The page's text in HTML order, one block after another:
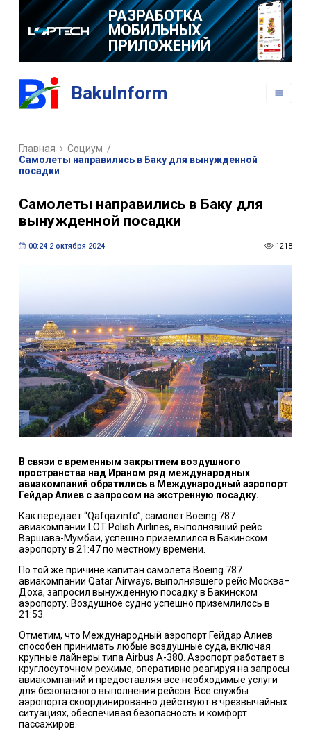
РАЗРАБОТКА
МОБИЛЬНЫХ
ПРИЛОЖЕНИЙ
BakuInform
Главная Социум /
Самолеты направились в Баку для вынужденной
посадки
Самолеты направились в Баку для
вынужденной посадки
00:24 2 октября 2024 1218
В связи с временным закрытием воздушного
пространства над Ираном ряд международных
авиакомпаний обратились в Международный аэропорт
Гейдар Алиев с запросом на экстренную посадку.
Как передает “Qafqazinfo”, самолет Boeing 787
авиакомпании LOT Polish Airlines, выполнявший рейс
Варшава-Мумбаи, успешно приземлился в Бакинском
аэропорту в 21:47 по местному времени.
По той же причине капитан самолета Boeing 787
авиакомпании Qatar Airways, выполнявшего рейс Москва–
Доха, запросил вынужденную посадку в Бакинском
аэропорту. Воздушное судно успешно приземлилось в
21:53.
Отметим, что Международный аэропорт Гейдар Алиев
способен принимать любые воздушные суда, включая
крупные лайнеры типа Airbus A-380. Аэропорт работает в
круглосуточном режиме, оперативно реагируя на запросы
авиакомпаний и предоставляя все необходимые услуги
для безопасного выполнения рейсов. Все службы
аэропорта скоординированно действуют в чрезвычайных
ситуациях, обеспечивая безопасность и комфорт
пассажиров.